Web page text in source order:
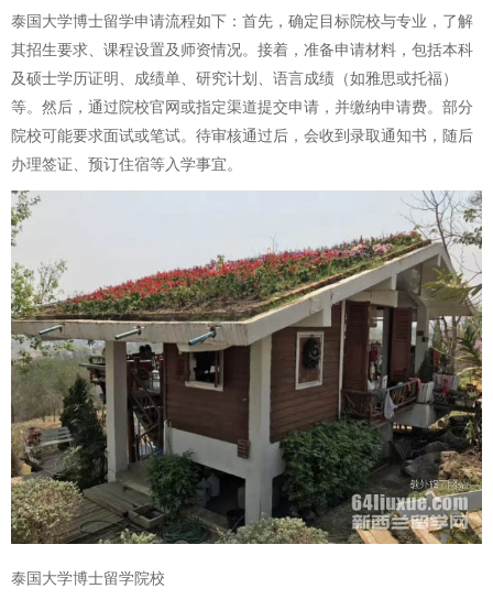
泰国大学博士留学申请流程如下：首先，确定目标院校与专业，了解
其招生要求、课程设置及师资情况。接着，准备申请材料，包括本科
及硕士学历证明、成绩单、研究计划、语言成绩（如雅思或托福）
等。然后，通过院校官网或指定渠道提交申请，并缴纳申请费。部分
院校可能要求面试或笔试。待审核通过后，会收到录取通知书，随后
办理签证、预订住宿等入学事宜。
泰国大学博士留学院校